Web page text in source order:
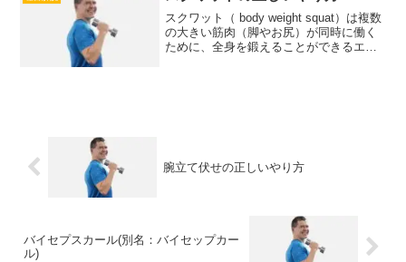
スクワット（ body weight squat）は複数
の大きい筋肉（脚やお尻）が同時に働く
ために、全身を鍛えることができるエク
腕立て伏せの正しいやり方
バイセプスカール(別名：バイセップカー
ル)